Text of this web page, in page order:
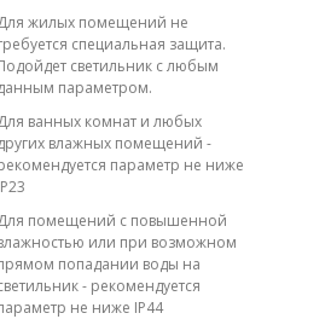
жилых помещений не
специальная защита.
светильник с любым
параметром.
ванных комнат и любых
влажных помещений -
параметр не ниже
помещений с повышенной
или при возможном
попадании воды на
- рекомендуется
не ниже IP44